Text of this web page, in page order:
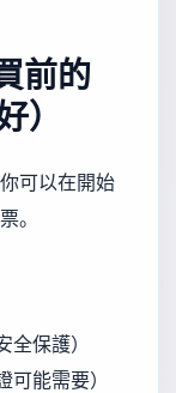
前的
）
可以在開始
。
保護）
能需要）